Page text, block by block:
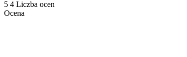
5 4 Liczba ocen
Ocena